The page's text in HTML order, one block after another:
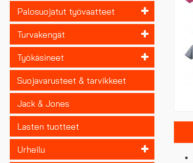
Palosuojatut työvaatteet
Turvakengät
Työkäsineet
Suojavarusteet & tarvikkeet
Jack & Jones
Lasten tuotteet
Urheilu